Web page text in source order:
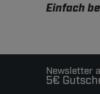
Einfach
Newsletter
5€